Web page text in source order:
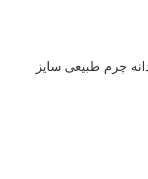
مردانه چرم طبیعی سایز